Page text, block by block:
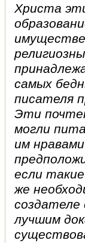
Христа
самых
писателя
Эти
могли
им
если
же
лучшим